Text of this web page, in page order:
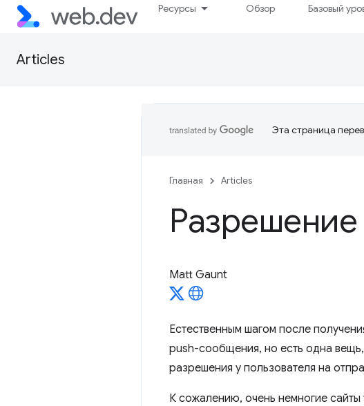
Ресурсы Обзор Базовый
Articles
Эта страница
Главная Articles
Разрешение
Matt Gaunt
Естественным шагом после
push-сообщения, но есть одна
разрешения у пользователя на
К сожалению, очень немногие